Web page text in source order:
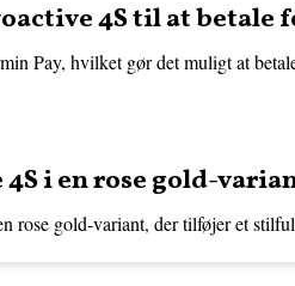
4S til at betale
Pay, hvilket gør det muligt at
i en rose gold-
rose gold-variant, der tilføjer et